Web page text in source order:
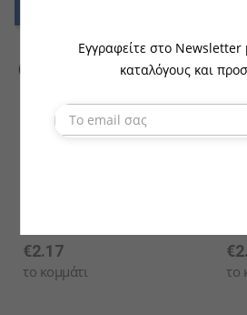
€2.17
το κομμάτι το
Εγγραφείτε στο Newsletter
καταλόγους και